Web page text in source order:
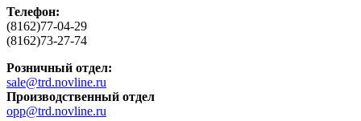
Телефон:
(8162)77-04-29
(8162)73-27-74
Розничный отдел:
sale@trd.novline.ru
Производственный отдел
opp@trd.novline.ru